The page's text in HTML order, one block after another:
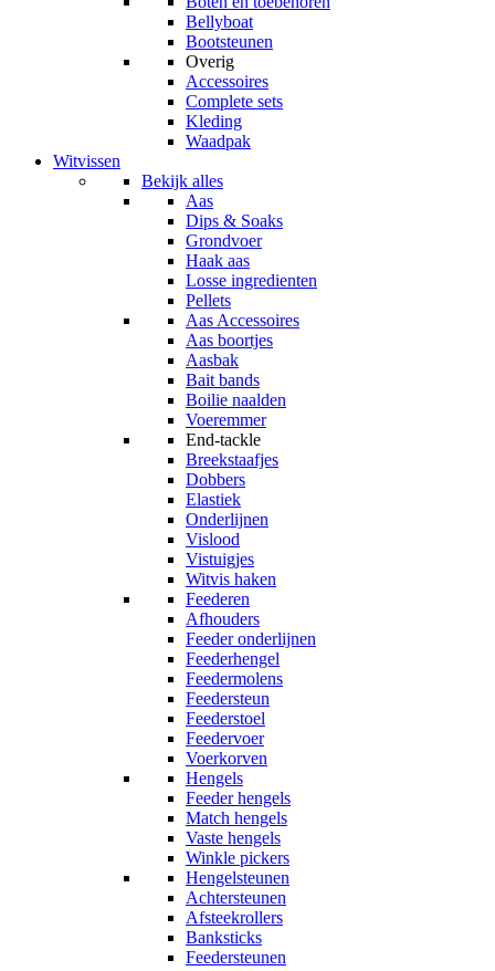
Bellyboat
Bootsteunen
Overig
Accessoires
Complete sets
Kleding
Waadpak
Witvissen
Bekijk alles
Aas
Dips & Soaks
Grondvoer
Haak aas
Losse ingredienten
Pellets
Aas Accessoires
Aas boortjes
Aasbak
Bait bands
Boilie naalden
Voeremmer
End-tackle
Breekstaafjes
Dobbers
Elastiek
Onderlijnen
Vislood
Vistuigjes
Witvis haken
Feederen
Afhouders
Feeder onderlijnen
Feederhengel
Feedermolens
Feedersteun
Feederstoel
Feedervoer
Voerkorven
Hengels
Feeder hengels
Match hengels
Vaste hengels
Winkle pickers
Hengelsteunen
Achtersteunen
Afsteekrollers
Banksticks
Feedersteunen